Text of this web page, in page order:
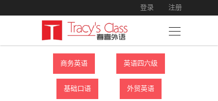
登录 注册
商务英语 英语四六级
基础口语 外贸英语